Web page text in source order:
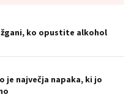
ko opustite alkohol
je največja napaka, ki jo